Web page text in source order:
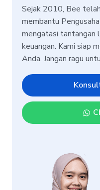
Sejak 2010, Bee
membantu
mengatasi tantangan
keuangan. Kami siap
Anda. Jangan ragu